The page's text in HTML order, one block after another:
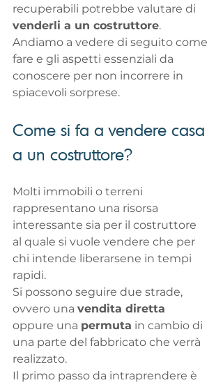
recuperabili potrebbe valutare di
venderli a un costruttore.
Andiamo a vedere di seguito come
fare e gli aspetti essenziali da
conoscere per non incorrere in
spiacevoli sorprese.
Come si fa a vendere casa
a un costruttore?
Molti immobili o terreni
rappresentano una risorsa
interessante sia per il costruttore
al quale si vuole vendere che per
chi intende liberarsene in tempi
rapidi.
Si possono seguire due strade,
ovvero una vendita diretta
oppure una permuta in cambio di
una parte del fabbricato che verrà
realizzato.
Il primo passo da intraprendere è